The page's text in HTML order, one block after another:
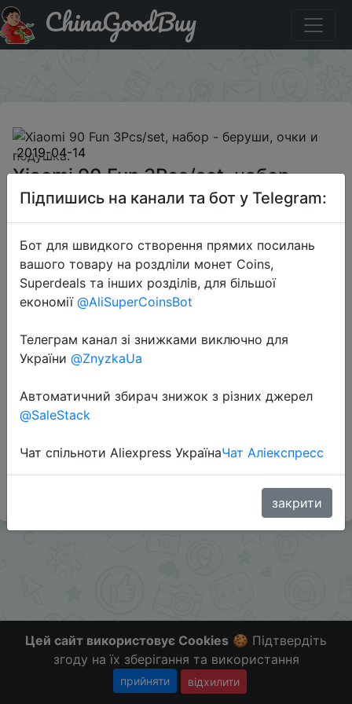
Акція на Xiaomi 90 Fun 3Pcs/set, набор - беруши, очки и
подушка.ChinaGoodBuy
2019-04-14
Xiaomi 90 Fun 3Pcs/set, набор -
беруши, очки и подушка.
$12.99
Перейти до магазину
#Banggood
Больше скидок в телеграммt.me/ChinaGoodBuy
Цей сайт використовує Cookies 🍪 Підтвердіть
згоду на їх зберігання та використання
прийняти відхилити
Підпишись на канали та бот у Telegram:
Бот для швидкого створення прямих посилань
вашого товару на роздліли монет Coins,
Superdeals та інших розділів, для більшої
економії @AliSuperCoinsBot
Телеграм канал зі знижками виключно для
України @ZnyzkaUa
Автоматичний збирач знижок з різних джерел
@SaleStack
Чат спільноти Aliexpress УкраїнаЧат Аліекспресс
закрити